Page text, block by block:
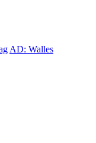
AD: Walles